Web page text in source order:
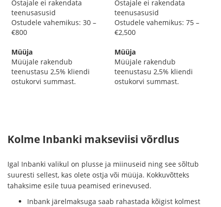
Ostajale ei rakendata
teenusasusid
Ostudele vahemikus: 30 –
€800
Müüja
Müüjale rakendub
teenustasu 2,5% kliendi
ostukorvi summast.
Ostajale ei rakendata
teenusasusid
Ostudele vahemikus: 75 –
€2,500
Müüja
Müüjale rakendub
teenustasu 2,5% kliendi
ostukorvi summast.
Kolme Inbanki makseviisi võrdlus
Igal Inbanki valikul on plusse ja miinuseid ning see sõltub
suuresti sellest, kas olete ostja või müüja. Kokkuvõtteks
tahaksime esile tuua peamised erinevused.
Inbank järelmaksuga saab rahastada kõigist kolmest